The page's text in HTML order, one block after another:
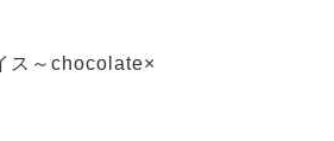
ス～chocolate×